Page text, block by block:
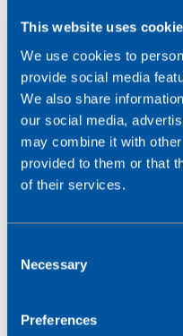
This website uses
We use cookies to
provide social media
We also share
our social media,
may combine it with
provided to them or that
of their services.
Necessary
Preferences
lækager og optimerer
på vandet. IoT
affaldshåndteringen
af affald i
genbrugsprocesser.
Disse
omkostningerne,
minimere
med at skabe en